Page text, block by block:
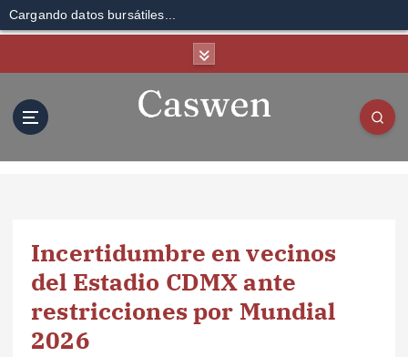
Cargando datos bursátiles...
Incertidumbre en vecinos
del Estadio CDMX ante
restricciones por Mundial
2026